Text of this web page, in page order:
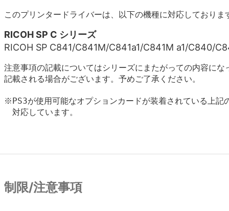
このプリンタードライバーは、以下の機種に対応しておりま
RICOH SP C シリーズ
RICOH SP C841/C841M/C841a1/C841M a1/C840/
注意事項の記載についてはシリーズにまたがっての内容に
記載される場合がございます。予めご了承ください。
※PS3が使用可能なオプションカードが装着されている上記
対応しています。
制限/注意事項